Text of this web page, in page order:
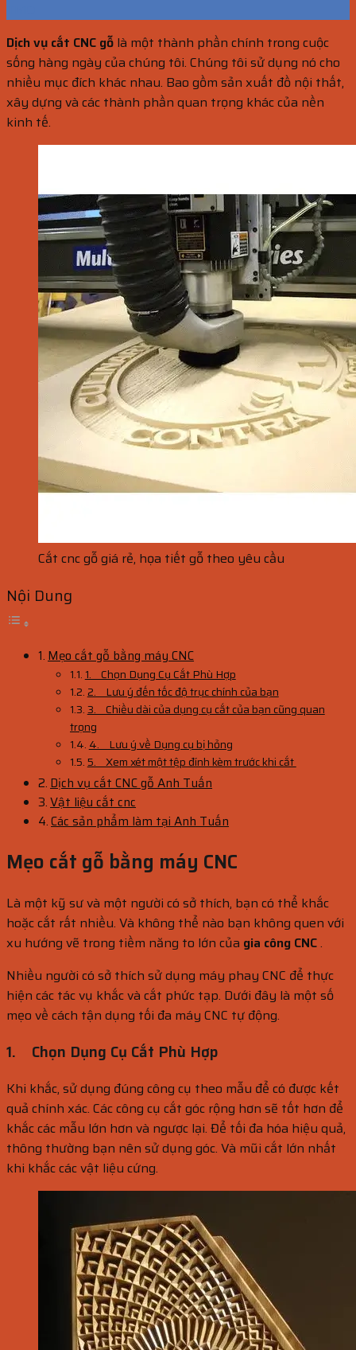
Dịch vụ cắt CNC gỗ là một thành phần chính trong cuộc
sống hàng ngày của chúng tôi. Chúng tôi sử dụng nó cho
nhiều mục đích khác nhau. Bao gồm sản xuất đồ nội thất,
xây dựng và các thành phần quan trọng khác của nền
kinh tế.
Cắt cnc gỗ giá rẻ, họa tiết gỗ theo yêu cầu
Nội Dung
Mẹo cắt gỗ bằng máy CNC
1. Chọn Dụng Cụ Cắt Phù Hợp
2. Lưu ý đến tốc độ trục chính của bạn
3. Chiều dài của dụng cụ cắt của bạn cũng quan
trọng
4. Lưu ý về Dụng cụ bị hỏng
5. Xem xét một tệp đính kèm trước khi cắt
Dịch vụ cắt CNC gỗ Anh Tuấn
Vật liệu cắt cnc
Các sản phẩm làm tại Anh Tuấn
Mẹo cắt gỗ bằng máy CNC
Là một kỹ sư và một người có sở thích, bạn có thể khắc
hoặc cắt rất nhiều. Và không thể nào bạn không quen với
xu hướng vẽ trong tiềm năng to lớn của gia công CNC.
Nhiều người có sở thích sử dụng máy phay CNC để thực
hiện các tác vụ khắc và cắt phức tạp. Dưới đây là một số
mẹo về cách tận dụng tối đa máy CNC tự động.
1. Chọn Dụng Cụ Cắt Phù Hợp
Khi khắc, sử dụng đúng công cụ theo mẫu để có được kết
quả chính xác. Các công cụ cắt góc rộng hơn sẽ tốt hơn để
khắc các mẫu lớn hơn và ngược lại. Để tối đa hóa hiệu quả,
thông thường bạn nên sử dụng góc. Và mũi cắt lớn nhất
khi khắc các vật liệu cứng.